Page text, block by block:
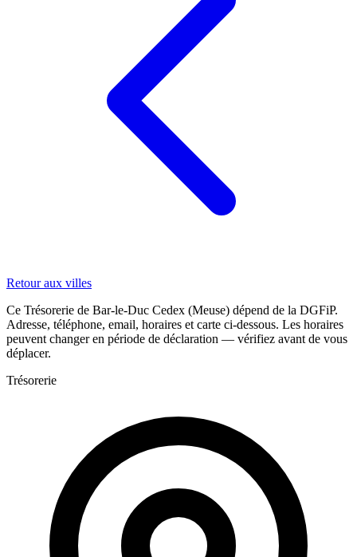
Retour aux villes
Ce Trésorerie de Bar-le-Duc Cedex (Meuse) dépend de la DGFiP.
Adresse, téléphone, email, horaires et carte ci-dessous. Les horaires
peuvent changer en période de déclaration — vérifiez avant de vous
déplacer.
Trésorerie